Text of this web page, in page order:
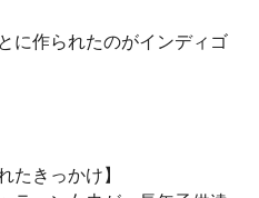
に作られたのがインディゴ
たきっかけ】